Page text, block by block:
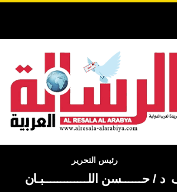
رئيس التحرير
د / حــــــسن اللـــــــــــــبـان